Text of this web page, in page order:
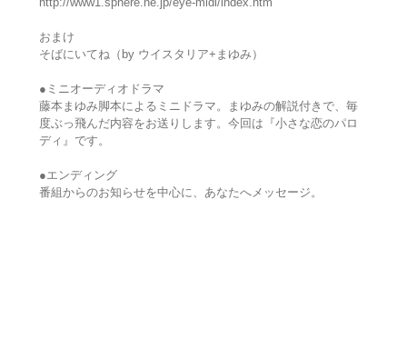
おまけ
そばにいてね（by ウイスタリア+まゆみ）
●ミニオーディオドラマ
藤本まゆみ脚本によるミニドラマ。まゆみの解説付きで、毎
度ぶっ飛んだ内容をお送りします。今回は『小さな恋のパロ
ディ』です。
●エンディング
番組からのお知らせを中心に、あなたへメッセージ。